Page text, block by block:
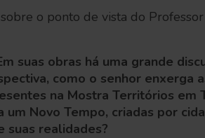
o ponto de vista do
suas obras há uma grande
como o senhor enxerga
na Mostra Territórios em
um Novo Tempo, criadas por
suas realidades?